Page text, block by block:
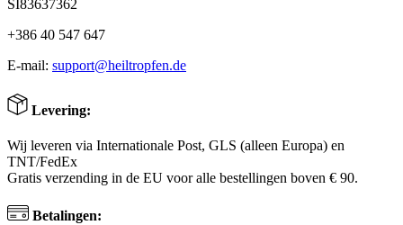
SI83637362
+386 40 547 647
E-mail: support@heiltropfen.de
Levering:
Wij leveren via Internationale Post, GLS (alleen Europa) en
TNT/FedEx
Gratis verzending in de EU voor alle bestellingen boven € 90.
Betalingen: